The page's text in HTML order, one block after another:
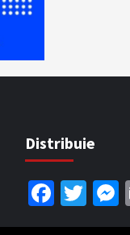
Distribuie